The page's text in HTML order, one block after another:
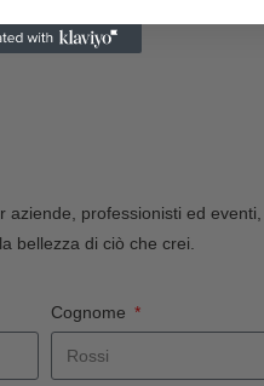
professionisti ed
bellezza di ciò che crei.
Cognome